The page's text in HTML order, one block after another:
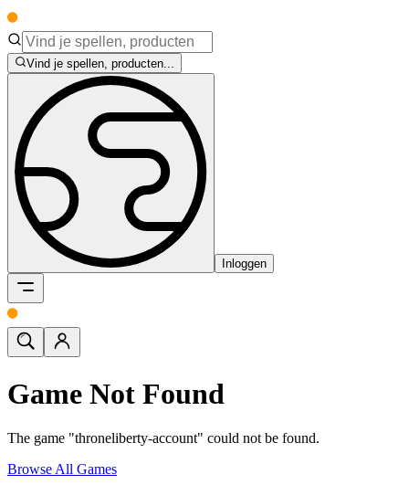
Vind je spellen, producten...
Inloggen
Game Not Found
The game "throneliberty-account" could not be found.
Browse All Games